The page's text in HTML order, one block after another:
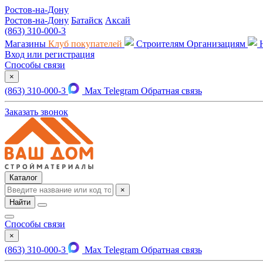
Ростов-на-Дону
Ростов-на-Дону Батайск Аксай
(863) 310-000-3
Магазины Клуб покупателей Строителям Организациям
Вход или регистрация
Способы связи
×
(863) 310-000-3 Max Telegram Обратная связь
Заказать звонок
Каталог
×
Найти
Способы связи
×
(863) 310-000-3 Max Telegram Обратная связь